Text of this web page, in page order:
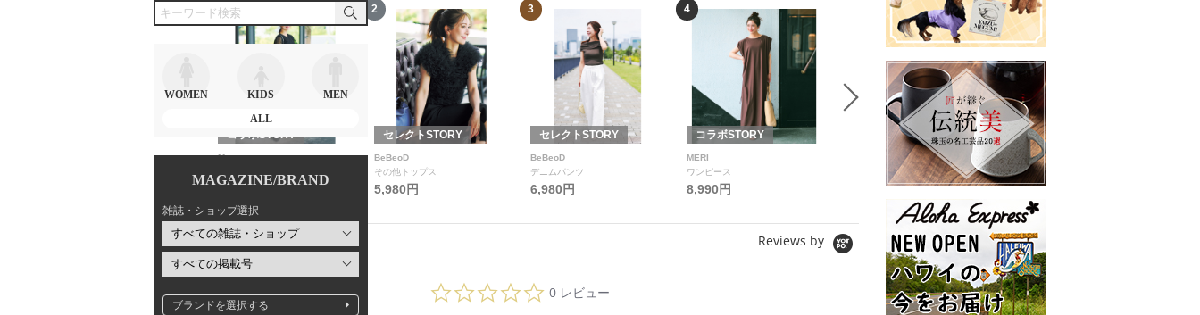
WOMEN KIDS
MEN
ALL
MAGAZINE/BRAND
雑誌・ショップ選択
ブランドを選択する
1
コラボSTORY
Myu
9,980円
2
セレクトSTORY
BeBeoD
その他トップス
5,980円
3
セレクトSTORY
BeBeoD
デニムパンツ
6,980円
4
コラボSTORY
MERI
ワンピース
8,990円
コラボSTORY
シャツ/ブラウス
10,890円
6
セレクトSTORY
BeBeoD
シャツ/ブラウス
5,980円
Reviews by
0.
00 レビュー